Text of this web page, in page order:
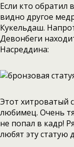
Если кто обратил
видно другое
Кукельдаш.
Девонбеги
Насреддина:
Этот хитроватый
любимец. Очень
не попал в кадр!
любят эту статую